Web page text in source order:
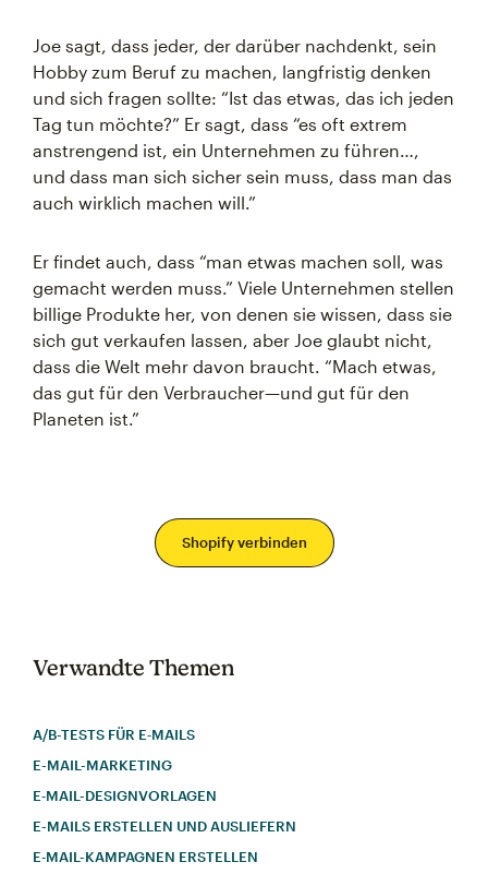
Joe sagt, dass jeder, der darüber nachdenkt, sein
Hobby zum Beruf zu machen, langfristig denken
und sich fragen sollte: “Ist das etwas, das ich jeden
Tag tun möchte?” Er sagt, dass “es oft extrem
anstrengend ist, ein Unternehmen zu führen…,
und dass man sich sicher sein muss, dass man das
auch wirklich machen will.”
Er findet auch, dass “man etwas machen soll, was
gemacht werden muss.” Viele Unternehmen stellen
billige Produkte her, von denen sie wissen, dass sie
sich gut verkaufen lassen, aber Joe glaubt nicht,
dass die Welt mehr davon braucht. “Mach etwas,
das gut für den Verbraucher—und gut für den
Planeten ist.”
Shopify verbinden
Verwandte Themen
A/B-TESTS FÜR E‑MAILS
E-MAIL-MARKETING
E‑MAIL-DESIGNVORLAGEN
E-MAILS ERSTELLEN UND AUSLIEFERN
E‑MAIL-KAMPAGNEN ERSTELLEN